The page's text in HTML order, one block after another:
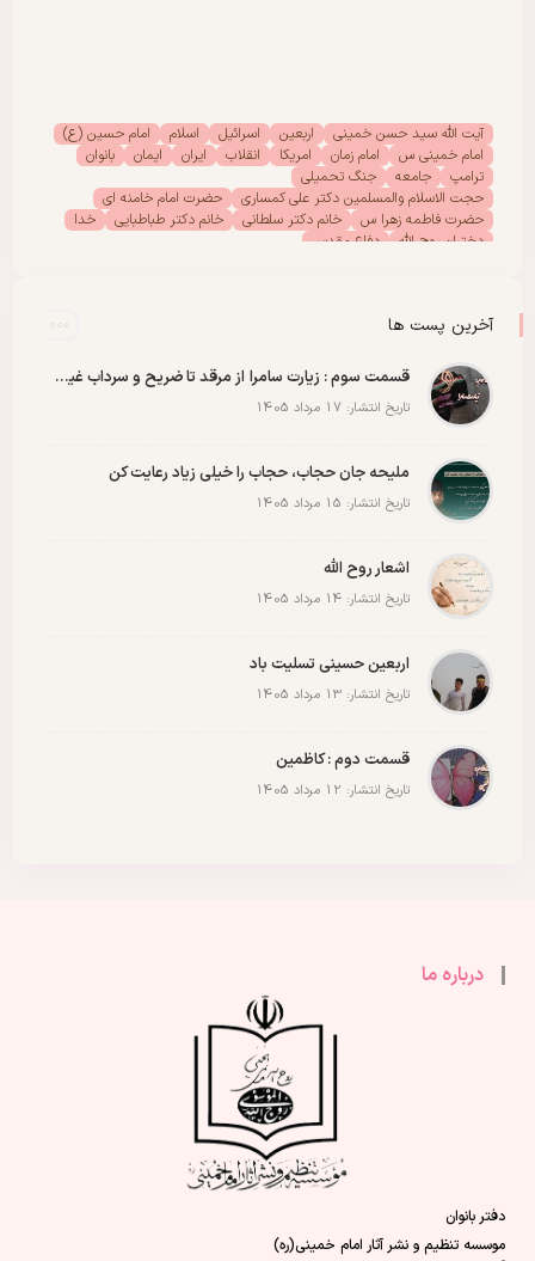
آیت الله سید حسن خمینی اربعین اسرائیل اسلام
امام حسین (ع)
امام خمینی س
امام زمان امریکا انقلاب ایران ایمان
بانوان
ترامپ
جامعه
جنگ تحمیلی
حجت الاسلام والمسلمین دکتر علی کمساری
حضرت امام خامنه ای
حضرت فاطمه زهرا س
خانم دکتر سلطانی خانم دکتر طباطبایی
خدا
دختران روح الله
دفاع مقدس
مادران شهدا
مجمع دختران روح اللهآخرین پست ها
قسمت سوم : زیارت سامرا از مرقد تا ضریح و سرداب غیبت امام زمان عجل الله رو با عشق ببینید
تاریخ انتشار: 17 مرداد 1405
ملیحه جان حجاب، حجاب را خیلی زیاد رعایت کن
تاریخ انتشار: 15 مرداد 1405
اشعار روح الله
تاریخ انتشار: 14 مرداد 1405
اربعین حسینی تسلیت باد
تاریخ انتشار: 13 مرداد 1405
قسمت دوم : کاظمین
تاریخ انتشار: 12 مرداد 1405
درباره ما
دفتر بانوان
موسسه تنظیم و نشر آثار امام خمینی(ره)